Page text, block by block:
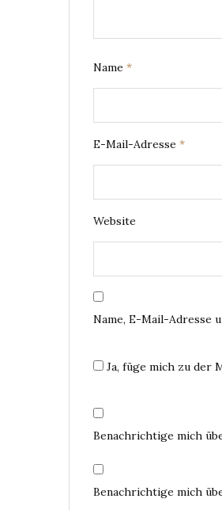
Name *
E-Mail-Adresse *
Website
Name, E-Mail-Adresse
Ja, füge mich zu der
Benachrichtige mich
Benachrichtige mich